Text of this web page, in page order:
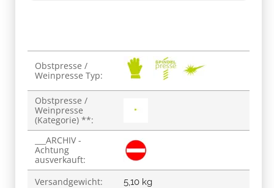
Produkteigenschaft
Wert
Obstpresse /
Weinpresse Typ:
Obstpresse /
Weinpresse
(Kategorie) **:
___ARCHIV -
Achtung
ausverkauft:
Versandgewicht:
5,10 kg